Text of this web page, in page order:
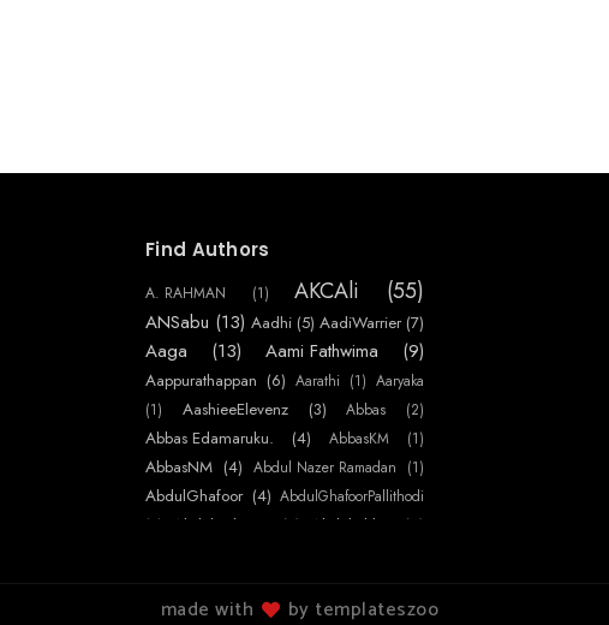
Find Authors
A. RAHMAN (1) AKCAli (55)
ANSabu (13) Aadhi (5) AadiWarrier (7)
Aaga (13) Aami Fathwima (9)
Aappurathappan (6) Aarathi (1) Aaryaka
(1)
AashieeElevenz (3) Abbas (2)
Abbas Edamaruku. (4) AbbasKM (1)
AbbasNM (4) Abdul Nazer Ramadan (1)
AbdulGhafoor (4) AbdulGhafoorPallithodi
(1)
AbdulHakeem (7) AbdulJabbar (4)
AbdulRasheedKarani (10)
made with by templateszoo